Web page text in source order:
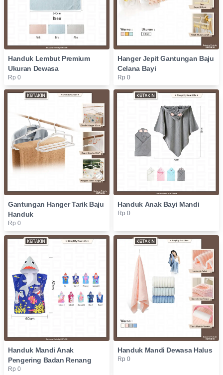
Handuk Lembut Premium
Ukuran Dewasa
Rp 0
Hanger Jepit Gantungan Baju
Celana Bayi
Rp 0
Gantungan Hanger Tarik Baju
Handuk
Rp 0
Handuk Anak Bayi Mandi
Rp 0
Handuk Mandi Anak
Pengering Badan Renang
Rp 0
Handuk Mandi Dewasa Halus
Rp 0